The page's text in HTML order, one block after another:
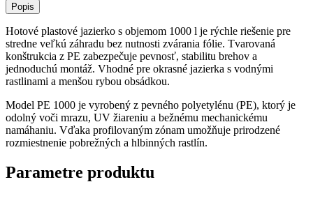
Popis
Hotové plastové jazierko s objemom 1000 l je rýchle riešenie pre
stredne veľkú záhradu bez nutnosti zvárania fólie. Tvarovaná
konštrukcia z PE zabezpečuje pevnosť, stabilitu brehov a
jednoduchú montáž. Vhodné pre okrasné jazierka s vodnými
rastlinami a menšou rybou obsádkou.
Model PE 1000 je vyrobený z pevného polyetylénu (PE), ktorý je
odolný voči mrazu, UV žiareniu a bežnému mechanickému
namáhaniu. Vďaka profilovaným zónam umožňuje prirodzené
rozmiestnenie pobrežných a hlbinných rastlín.
Parametre produktu